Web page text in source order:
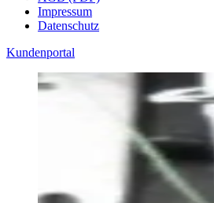
Impressum
Datenschutz
Kundenportal